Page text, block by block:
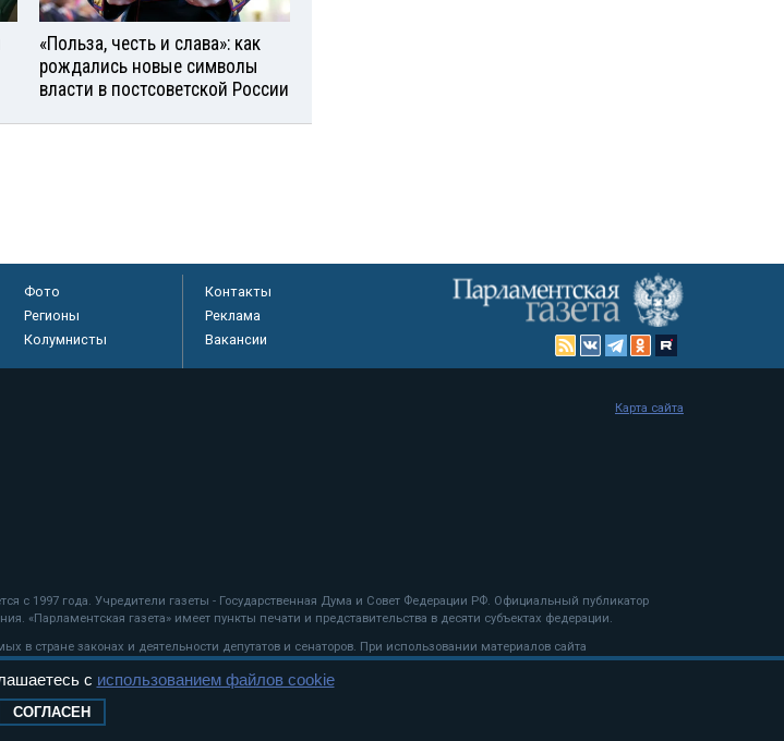
«Польза, честь и слава»: как
рождались новые символы
власти в постсоветской России
Фото
Регионы
Колумнисты
Контакты
Реклама
Вакансии
с 1997 года. Учредители газеты - Государственная Дума и Совет Федерации РФ. Официальный публикатор
«Парламентская газета» имеет пункты печати и представительства в десяти субъектах федерации.
стране законах и деятельности депутатов и сенаторов. При использовании материалов сайта
Карта сайта
с использованием файлов cookie
СОГЛАСЕН